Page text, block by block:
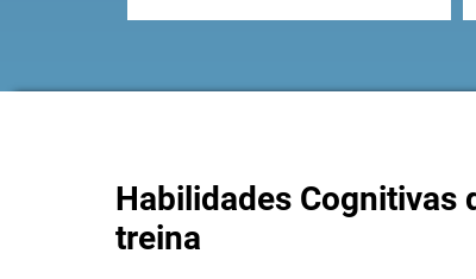
Habilidades Cognitivas
treina